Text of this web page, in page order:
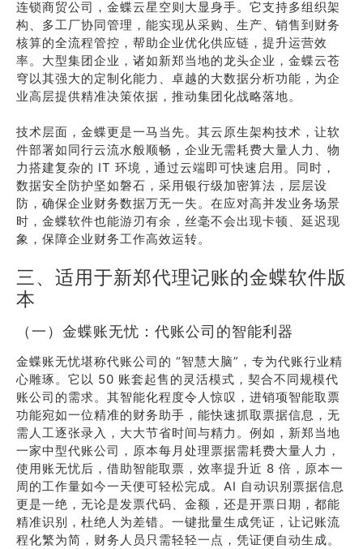
连锁商贸公司，金蝶云星空则大显身手。它支持多组织架
构、多工厂协同管理，能实现从采购、生产、销售到财务
核算的全流程管控，帮助企业优化供应链，提升运营效
率。大型集团企业，诸如新郑当地的龙头企业，金蝶云苍
穹以其强大的定制化能力、卓越的大数据分析功能，为企
业高层提供精准决策依据，推动集团化战略落地。
技术层面，金蝶更是一马当先。其云原生架构技术，让软
件部署如同行云流水般顺畅，企业无需耗费大量人力、物
力搭建复杂的 IT 环境，通过云端即可快速启用。同时，
数据安全防护坚如磐石，采用银行级加密算法，层层设
防，确保企业财务数据万无一失。在应对高并发业务场景
时，金蝶软件也能游刃有余，丝毫不会出现卡顿、延迟现
象，保障企业财务工作高效运转。
三、适用于新郑代理记账的金蝶软件版
本
（一）金蝶账无忧：代账公司的智能利器
金蝶账无忧堪称代账公司的 “智慧大脑”，专为代账行业精
心雕琢。它以 50 账套起售的灵活模式，契合不同规模代
账公司的需求。其智能化程度令人惊叹，进销项智能取票
功能宛如一位精准的财务助手，能快速抓取票据信息，无
需人工逐张录入，大大节省时间与精力。例如，新郑当地
一家中型代账公司，原本每月处理票据需耗费大量人力，
使用账无忧后，借助智能取票，效率提升近 8 倍，原本一
周的工作量如今一天便可轻松完成。AI 自动识别票据信息
更是一绝，无论是发票代码、金额，还是开票日期，都能
精准识别，杜绝人为差错。一键批量生成凭证，让记账流
程化繁为简，财务人员只需轻轻一点，凭证便自动生成。